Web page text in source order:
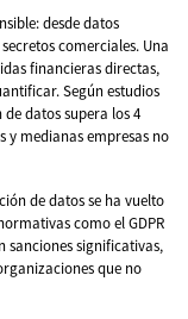
desde datos
comerciales. Una
financieras directas,
Según estudios
datos supera los 4
y medianas empresas no
de datos se ha vuelto
como el GDPR
sanciones significativas,
que no